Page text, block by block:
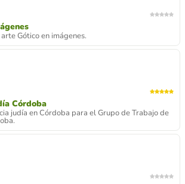
Gótico en imágenes.
Córdoba
judía en Córdoba para el Grupo de Trabajo de